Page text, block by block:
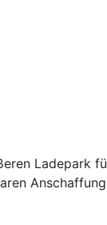
Ladepark